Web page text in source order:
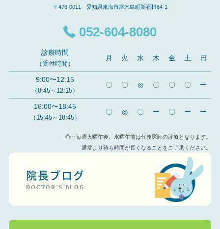
〒476-0011 愛知県東海市富木島町新石根84-1
052-604-8080
診療時間
（受付時間）
月 火 水 木 金 土 日
9:00〜12:15
（8:45～12:15）
〇 〇 ◎ 〇 〇 〇 ー
16:00〜18:45
（15:45～18:45）
〇 ◎ 〇 ー 〇 ー ー
◎‥毎週火曜午後、水曜午前は代務医師の診療となります。
通常より待ち時間が長くなることをご了承ください。
院長ブログ
DOCTOR’S BLOG